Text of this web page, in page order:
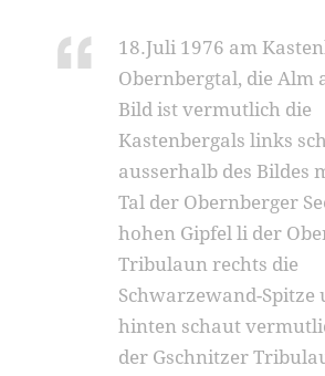
18.Juli 1976 am
Obernbergtal, die Alm
Bild ist vermutlich die
Kastenbergals links
ausserhalb des Bildes
Tal der Obernberger
hohen Gipfel li der
Tribulaun rechts die
Schwarzewand-Spitze
hinten schaut
der Gschnitzer